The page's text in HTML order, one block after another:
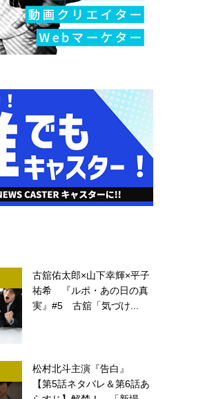
古舘佑太郎×山下幸輝×平子
祐希 『ルポ・あの日の真
実』#5 古舘「気づけ...
松村北斗主演『告白』
【第5話ネタバレ＆第6話あ